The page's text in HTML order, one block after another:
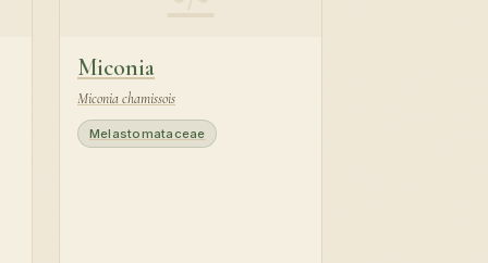
Miconia
Miconia chamissois
Melastomataceae